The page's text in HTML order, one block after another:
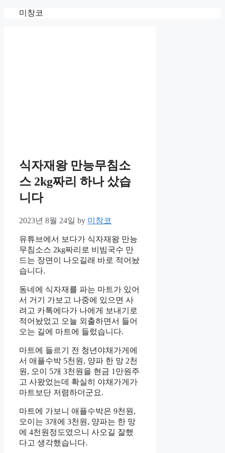
미창코
식자재왕 만능무침소
스 2kg짜리 하나 샀습
니다
2023년 8월 24일 by 미창코
유튜브에서 보다가 식자재왕 만능
무침소스 2kg짜리로 비빔국수 만
드는 장면이 나오길래 바로 적어놨
습니다.
동네에 식자재를 파는 마트가 있어
서 거기 가보고 나중에 있으면 사
려고 카톡에다가 나에게 보내기로
적어놨었고 오늘 외출하면서 들어
오는 길에 마트에 들렀습니다.
마트에 들르기 전 청년야채가게에
서 애플수박 5천원, 양파 한 망 2천
원, 오이 5개 3천원을 현금 1만원주
고 사왔었는데 확실히 야채가게가
마트보단 저렴하더군요.
마트에 가보니 애플수박은 9천원,
오이는 3개에 3천원, 양파는 한 망
에 4천원정도였으니 사오길 잘했
다고 생각했습니다.